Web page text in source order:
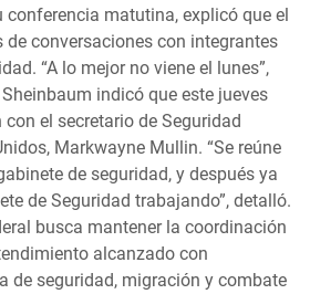
conferencia matutina, explicó que el
de conversaciones con integrantes
“A lo mejor no viene el lunes”,
indicó que este jueves
el secretario de Seguridad
Markwayne Mullin. “Se reúne
de seguridad, y después ya
de Seguridad trabajando”, detalló.
busca mantener la coordinación
alcanzado con
de seguridad, migración y combate